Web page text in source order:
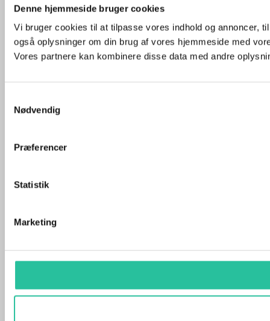
Denne hjemmeside bruger cookies
Vi bruger cookies til at tilpasse vores indhold og annoncer,
også oplysninger om din brug af vores hjemmeside med
Vores partnere kan kombinere disse data med andre
Nødvendig
Præferencer
Statistik
Marketing